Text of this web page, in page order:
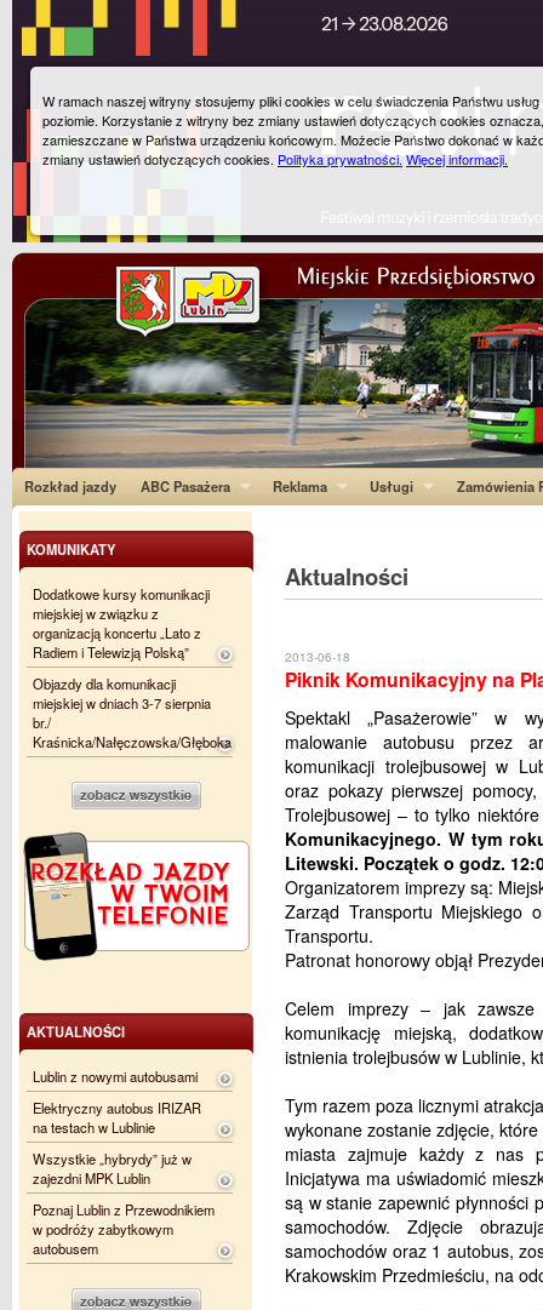
Rozkład jazdy ABC Pasażera Reklama Usługi Zamówienia
Aktualności
2013-06-18
Piknik Komunikacyjny na
Spektakl „Pasażerowie” w
malowanie autobusu przez
komunikacji trolejbusowej w
oraz pokazy pierwszej
Trolejbusowej – to tylko
Komunikacyjnego. W tym
Litewski. Początek o godz.
Organizatorem imprezy są:
Zarząd Transportu Miejskiego
Transportu.
Patronat honorowy objął
Celem imprezy – jak
komunikację miejską,
istnienia trolejbusów w Lublinie,
Tym razem poza licznymi
wykonane zostanie zdjęcie,
miasta zajmuje każdy z nas
Inicjatywa ma uświadomić
są w stanie zapewnić płynności
samochodów. Zdjęcie
samochodów oraz 1 autobus,
Krakowskim Przedmieściu, na
KOMUNIKATY
Dodatkowe kursy komunikacji
miejskiej w związku z
organizacją koncertu „Lato z
Radiem i Telewizją Polską”
Objazdy dla komunikacji
miejskiej w dniach 3-7 sierpnia
br./
Kraśnicka/Nałęczowska/Głęboka
AKTUALNOŚCI
Lublin z nowymi autobusami
Elektryczny autobus IRIZAR
na testach w Lublinie
Wszystkie „hybrydy” już w
zajezdni MPK Lublin
Poznaj Lublin z Przewodnikiem
w podróży zabytkowym
autobusem
W ramach naszej witryny stosujemy pliki cookies w celu świadczenia Państwu
poziomie. Korzystanie z witryny bez zmiany ustawień dotyczących cookies
zamieszczane w Państwa urządzeniu końcowym. Możecie Państwo dokonać w
zmiany ustawień dotyczących cookies. Polityka prywatności.Więcej informacji.